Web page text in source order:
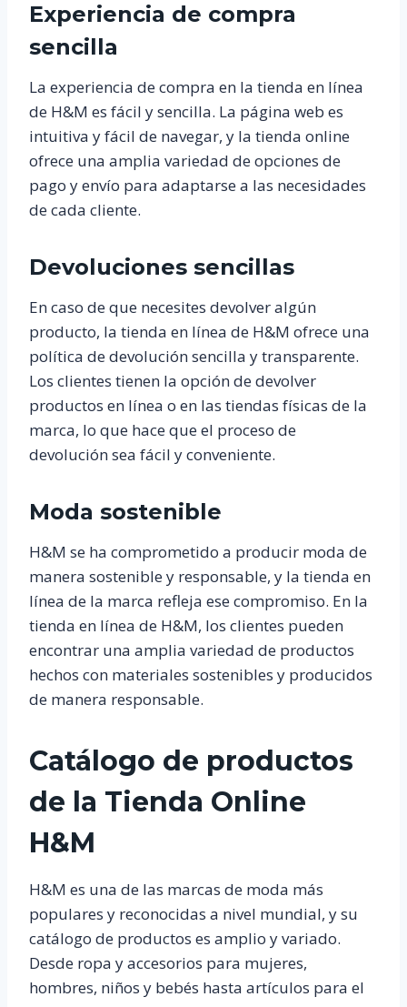
Experiencia de compra
sencilla
La experiencia de compra en la tienda en línea
de H&M es fácil y sencilla. La página web es
intuitiva y fácil de navegar, y la tienda online
ofrece una amplia variedad de opciones de
pago y envío para adaptarse a las necesidades
de cada cliente.
Devoluciones sencillas
En caso de que necesites devolver algún
producto, la tienda en línea de H&M ofrece una
política de devolución sencilla y transparente.
Los clientes tienen la opción de devolver
productos en línea o en las tiendas físicas de la
marca, lo que hace que el proceso de
devolución sea fácil y conveniente.
Moda sostenible
H&M se ha comprometido a producir moda de
manera sostenible y responsable, y la tienda en
línea de la marca refleja ese compromiso. En la
tienda en línea de H&M, los clientes pueden
encontrar una amplia variedad de productos
hechos con materiales sostenibles y producidos
de manera responsable.
Catálogo de productos
de la Tienda Online
H&M
H&M es una de las marcas de moda más
populares y reconocidas a nivel mundial, y su
catálogo de productos es amplio y variado.
Desde ropa y accesorios para mujeres,
hombres, niños y bebés hasta artículos para el